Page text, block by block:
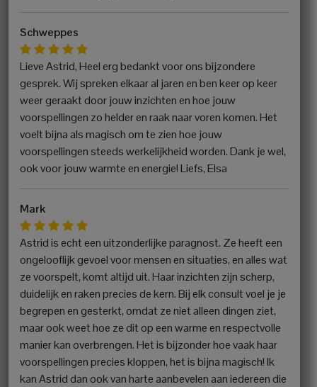
Schweppes
Lieve Astrid, Heel erg bedankt voor ons bijzondere
gesprek. Wij spreken elkaar al jaren en ben keer op keer
weer geraakt door jouw inzichten en hoe jouw
voorspellingen zo helder en raak naar voren komen. Het
voelt bijna als magisch om te zien hoe jouw
voorspellingen steeds werkelijkheid worden. Dank je wel,
ook voor jouw warmte en energie! Liefs, Elsa
Mark
Astrid is echt een uitzonderlijke paragnost. Ze heeft een
ongelooflijk gevoel voor mensen en situaties, en alles wat
ze voorspelt, komt altijd uit. Haar inzichten zijn scherp,
duidelijk en raken precies de kern. Bij elk consult voel je je
begrepen en gesterkt, omdat ze niet alleen dingen ziet,
maar ook weet hoe ze dit op een warme en respectvolle
manier kan overbrengen. Het is bijzonder hoe vaak haar
voorspellingen precies kloppen, het is bijna magisch! Ik
kan Astrid dan ook van harte aanbevelen aan iedereen die